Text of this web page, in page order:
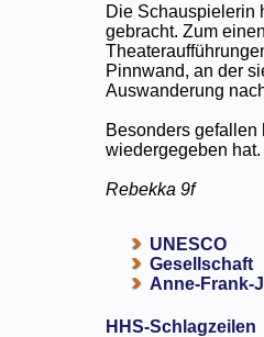
Die Schauspielerin
gebracht. Zum
Pinnwand, an der
Auswanderung
Besonders
wiedergegeben hat.
Rebekka 9f
UNESCO
Gesellschaft
Anne-Frank-
HHS-Schlagzeilen